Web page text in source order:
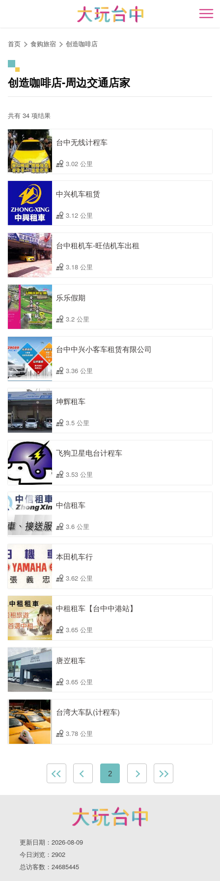
开
首页 食购旅宿 创造咖啡店
创造咖啡店-周边交通店家
共有 34 项结果
台中无线计程车
3.02 公里
中兴机车租赁
3.12 公里
台中租机车-旺佶机车出租
3.18 公里
乐乐假期
3.2 公里
台中中兴小客车租赁有限公司
3.36 公里
坤辉租车
3.5 公里
飞狗卫星电台计程车
3.53 公里
中信租车
3.6 公里
本田机车行
3.62 公里
中租租车【台中中港站】
3.65 公里
唐岦租车
3.65 公里
台湾大车队(计程车)
3.78 公里
2
更新日期：2026-08-09
今日浏览：2902
总访客数：24685445